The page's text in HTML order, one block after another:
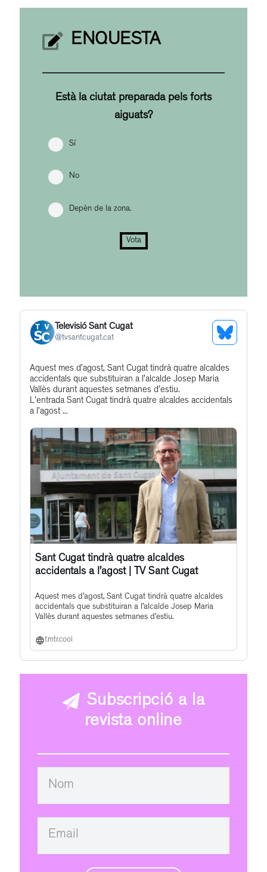
ENQUESTA
Està la ciutat preparada pels forts
aiguats?
Sí
No
Depèn de la zona.
Vota
Televisió Sant Cugat
@tvsantcugat.cat
See
Profile
Get
to
this
post
Aquest mes d’agost, Sant Cugat tindrà quatre alcaldes
accidentals que substituiran a l’alcalde Josep Maria
Vallès durant aquestes setmanes d’estiu.
L'entrada Sant Cugat tindrà quatre alcaldes accidentals
a l’agost ...
Sant Cugat tindrà quatre alcaldes
accidentals a l’agost | TV Sant Cugat
Aquest mes d’agost, Sant Cugat tindrà quatre alcaldes
accidentals que substituiran a l’alcalde Josep Maria
Vallès durant aquestes setmanes d’estiu.
f.mtr.cool
Subscripció a la
revista online